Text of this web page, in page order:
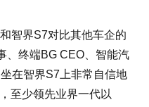
智界S7对比其他车企的
、终端BG CEO、智能汽
在智界S7上非常自信地
至少领先业界一代以